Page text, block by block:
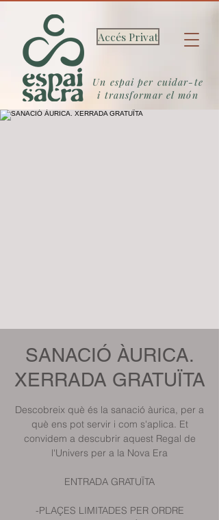
Accés Privat
Un espai per cuidar-te
i transformar el món
SANACIÓ ÀURICA.
XERRADA GRATUÏTA
Descobreix què és la sanació àurica, per a
què ens pot servir i com s'aplica. Et
convidem a descubrir aquest Regal de
l'Univers per a la Nova Era
ENTRADA GRATUÏTA
-PLAÇES LIMITADES PER ORDRE